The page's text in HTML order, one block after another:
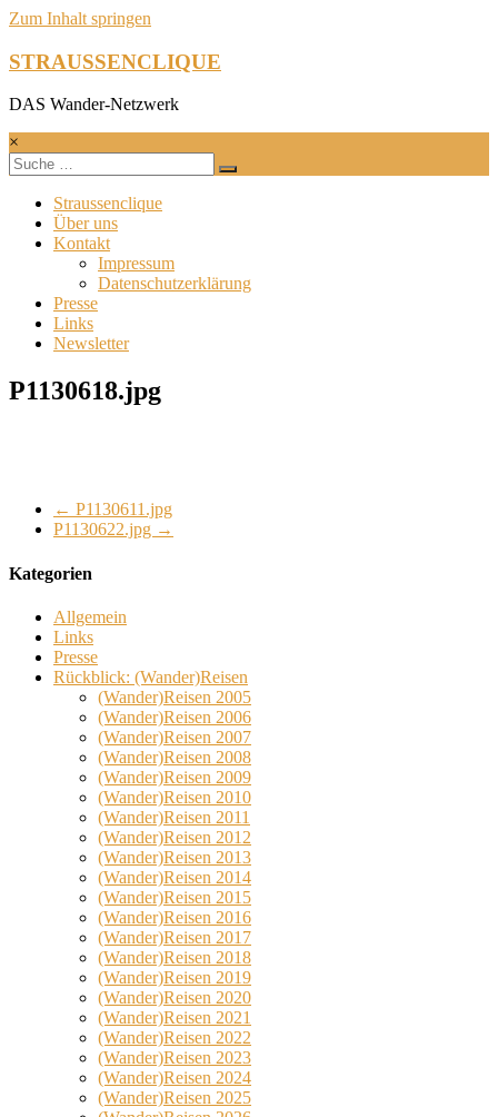
Zum Inhalt springen
STRAUSSENCLIQUE
DAS Wander-Netzwerk
×
Straussenclique
Über uns
Kontakt
Impressum
Datenschutzerklärung
Presse
Links
Newsletter
P1130618.jpg
← P1130611.jpg
P1130622.jpg →
Kategorien
Allgemein
Links
Presse
Rückblick: (Wander)Reisen
(Wander)Reisen 2005
(Wander)Reisen 2006
(Wander)Reisen 2007
(Wander)Reisen 2008
(Wander)Reisen 2009
(Wander)Reisen 2010
(Wander)Reisen 2011
(Wander)Reisen 2012
(Wander)Reisen 2013
(Wander)Reisen 2014
(Wander)Reisen 2015
(Wander)Reisen 2016
(Wander)Reisen 2017
(Wander)Reisen 2018
(Wander)Reisen 2019
(Wander)Reisen 2020
(Wander)Reisen 2021
(Wander)Reisen 2022
(Wander)Reisen 2023
(Wander)Reisen 2024
(Wander)Reisen 2025